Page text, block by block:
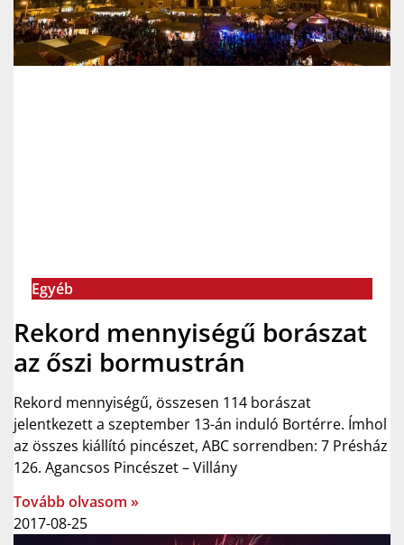
Egyéb
Rekord mennyiségű borászat
az őszi bormustrán
Rekord mennyiségű, összesen 114 borászat
jelentkezett a szeptember 13-án induló Bortérre. Ímhol
az összes kiállító pincészet, ABC sorrendben: 7 Présház
126. Agancsos Pincészet – Villány
Tovább olvasom »
2017-08-25